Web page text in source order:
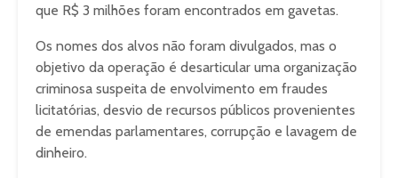
que R$ 3 milhões foram encontrados em gavetas.
Os nomes dos alvos não foram divulgados, mas o
objetivo da operação é desarticular uma organização
criminosa suspeita de envolvimento em fraudes
licitatórias, desvio de recursos públicos provenientes
de emendas parlamentares, corrupção e lavagem de
dinheiro.